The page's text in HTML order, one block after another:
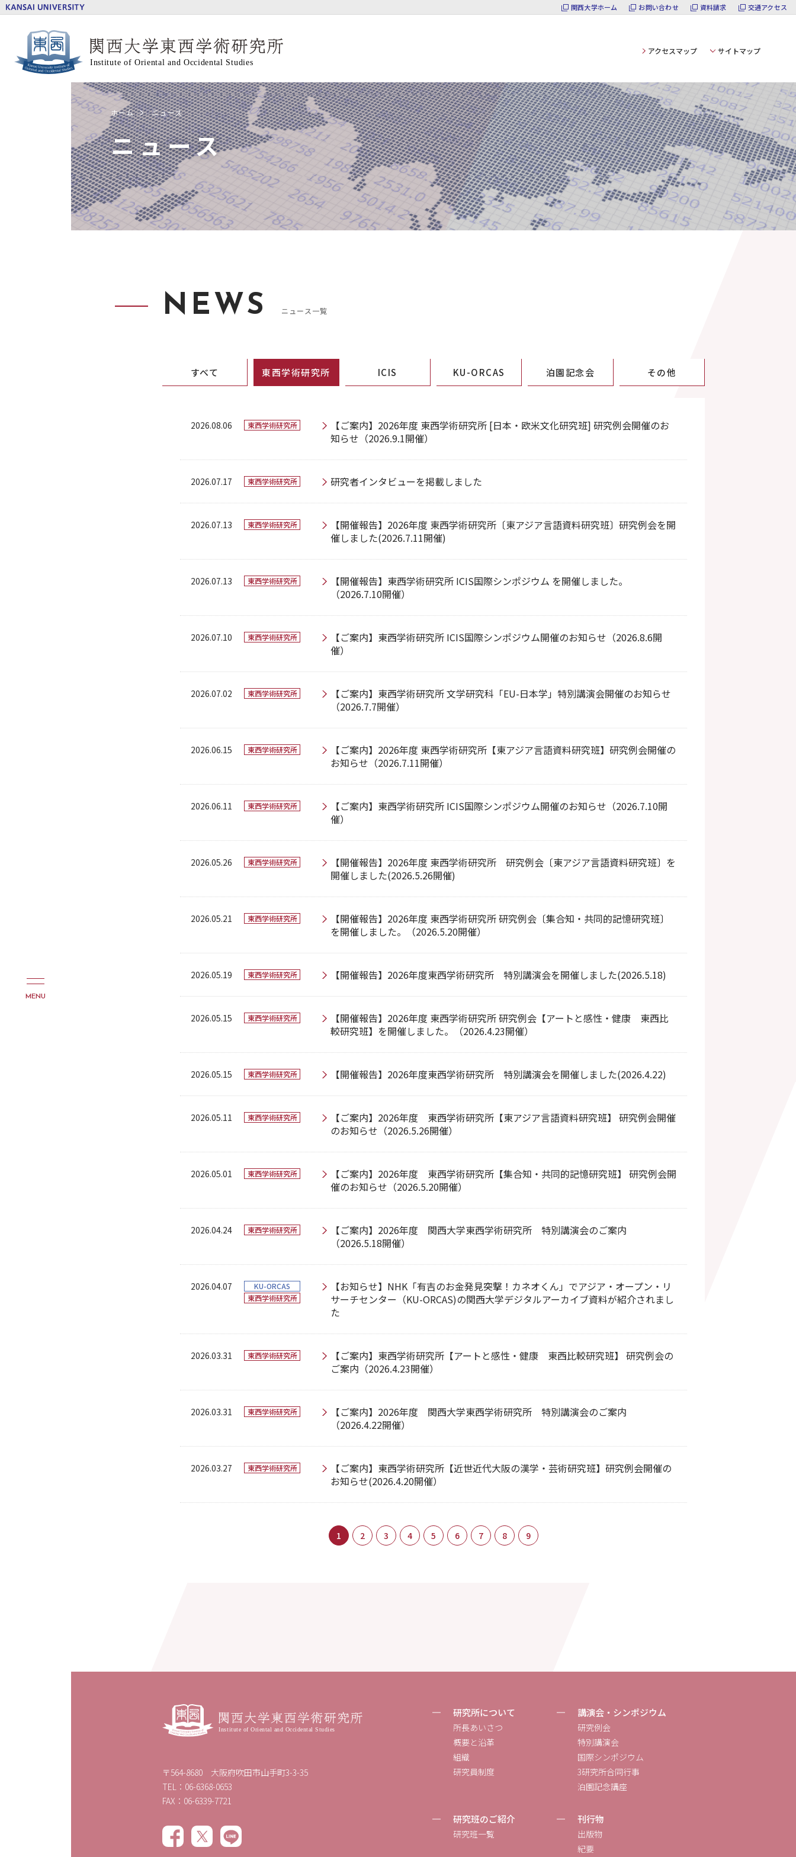
関西大学ホーム お問い合わせ 資料請求 交通アクセス
アクセスマップ サイトマップ
MENU
ホーム ニュース
ニュース
NEWS ニュース一覧
すべて 東西学術研究所 ICIS KU-ORCAS 泊園記念会 その他
2026.08.06 東西学術研究所
【ご案内】2026年度 東西学術研究所 [日本・欧米文化研究班] 研究例会開催のお
知らせ（2026.9.1開催）
2026.07.17 東西学術研究所 研究者インタビューを掲載しました
2026.07.13 東西学術研究所
【開催報告】2026年度 東西学術研究所〔東アジア言語資料研究班〕研究例会を開
催しました(2026.7.11開催)
2026.07.13 東西学術研究所
【開催報告】東西学術研究所 ICIS国際シンポジウム を開催しました。
（2026.7.10開催）
2026.07.10 東西学術研究所
【ご案内】東西学術研究所 ICIS国際シンポジウム開催のお知らせ（2026.8.6開
催）
2026.07.02 東西学術研究所
【ご案内】東西学術研究所 文学研究科「EU-日本学」特別講演会開催のお知らせ
（2026.7.7開催）
2026.06.15 東西学術研究所
【ご案内】2026年度 東西学術研究所【東アジア言語資料研究班】研究例会開催の
お知らせ（2026.7.11開催）
2026.06.11 東西学術研究所
【ご案内】東西学術研究所 ICIS国際シンポジウム開催のお知らせ（2026.7.10開
催）
2026.05.26 東西学術研究所
【開催報告】2026年度 東西学術研究所 研究例会〔東アジア言語資料研究班〕を
開催しました(2026.5.26開催)
2026.05.21 東西学術研究所
【開催報告】2026年度 東西学術研究所 研究例会〔集合知・共同的記憶研究班〕
を開催しました。（2026.5.20開催）
2026.05.19 東西学術研究所 【開催報告】2026年度東西学術研究所 特別講演会を開催しました(2026.5.18)
2026.05.15 東西学術研究所
【開催報告】2026年度 東西学術研究所 研究例会【アートと感性・健康 東西比
較研究班】を開催しました。（2026.4.23開催）
2026.05.15 東西学術研究所 【開催報告】2026年度東西学術研究所 特別講演会を開催しました(2026.4.22)
2026.05.11 東西学術研究所
【ご案内】2026年度 東西学術研究所【東アジア言語資料研究班】 研究例会開催
のお知らせ（2026.5.26開催）
2026.05.01 東西学術研究所
【ご案内】2026年度 東西学術研究所【集合知・共同的記憶研究班】 研究例会開
催のお知らせ（2026.5.20開催）
2026.04.24 東西学術研究所
【ご案内】2026年度 関西大学東西学術研究所 特別講演会のご案内
（2026.5.18開催）
2026.04.07
KU-ORCAS
東西学術研究所
【お知らせ】NHK「有吉のお金発見突撃！カネオくん」でアジア・オープン・リ
サーチセンター（KU-ORCAS)の関西大学デジタルアーカイブ資料が紹介されまし
た
2026.03.31 東西学術研究所
【ご案内】東西学術研究所【アートと感性・健康 東西比較研究班】 研究例会の
ご案内（2026.4.23開催）
2026.03.31 東西学術研究所
【ご案内】2026年度 関西大学東西学術研究所 特別講演会のご案内
（2026.4.22開催）
2026.03.27 東西学術研究所
【ご案内】東西学術研究所【近世近代大阪の漢学・芸術研究班】研究例会開催の
お知らせ(2026.4.20開催）
1 2 3 4 5 6 7 8 9
〒564-8680 大阪府吹田市山手町3-3-35
TEL：06-6368-0653
FAX：06-6339-7721
研究所について
所長あいさつ
概要と沿革
組織
研究員制度
研究班のご紹介
研究班一覧
講演会・シンポジウム
研究例会
特別講演会
国際シンポジウム
3研究所合同行事
泊園記念講座
刊行物
出版物
紀要